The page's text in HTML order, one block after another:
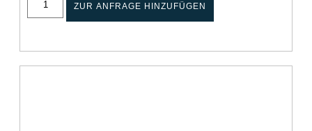
ZUR ANFRAGE HINZUFÜGEN